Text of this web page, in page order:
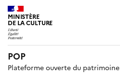
MINISTÈRE
DE LA CULTURE
POP
Plateforme ouverte du patrimoine